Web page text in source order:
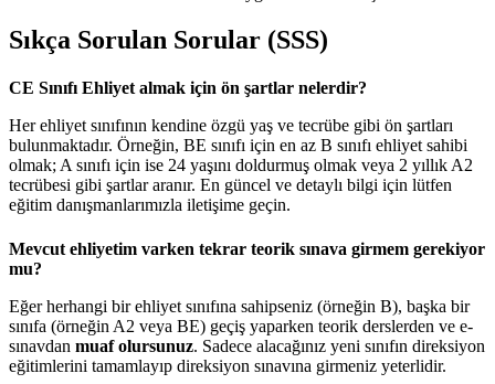
Sıkça Sorulan Sorular (SSS)
CE Sınıfı Ehliyet almak için ön şartlar nelerdir?
Her ehliyet sınıfının kendine özgü yaş ve tecrübe gibi ön şartları
bulunmaktadır. Örneğin, BE sınıfı için en az B sınıfı ehliyet sahibi
olmak; A sınıfı için ise 24 yaşını doldurmuş olmak veya 2 yıllık A2
tecrübesi gibi şartlar aranır. En güncel ve detaylı bilgi için lütfen
eğitim danışmanlarımızla iletişime geçin.
Mevcut ehliyetim varken tekrar teorik sınava girmem gerekiyor
mu?
Eğer herhangi bir ehliyet sınıfına sahipseniz (örneğin B), başka bir
sınıfa (örneğin A2 veya BE) geçiş yaparken teorik derslerden ve e-
sınavdan muaf olursunuz. Sadece alacağınız yeni sınıfın direksiyon
eğitimlerini tamamlayıp direksiyon sınavına girmeniz yeterlidir.